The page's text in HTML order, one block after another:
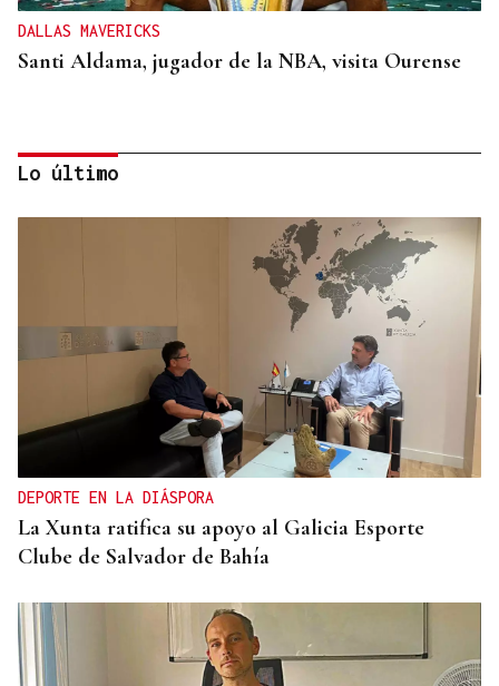
DALLAS MAVERICKS
Santi Aldama, jugador de la NBA, visita Ourense
2019, SU PRIMERA GRANDE
Pogacar vuelve a La Vuelta siete años después y
busca conquistar el maillot rojo
Lo último
DEPORTE EN LA DIÁSPORA
La Xunta ratifica su apoyo al Galicia Esporte
Clube de Salvador de Bahía